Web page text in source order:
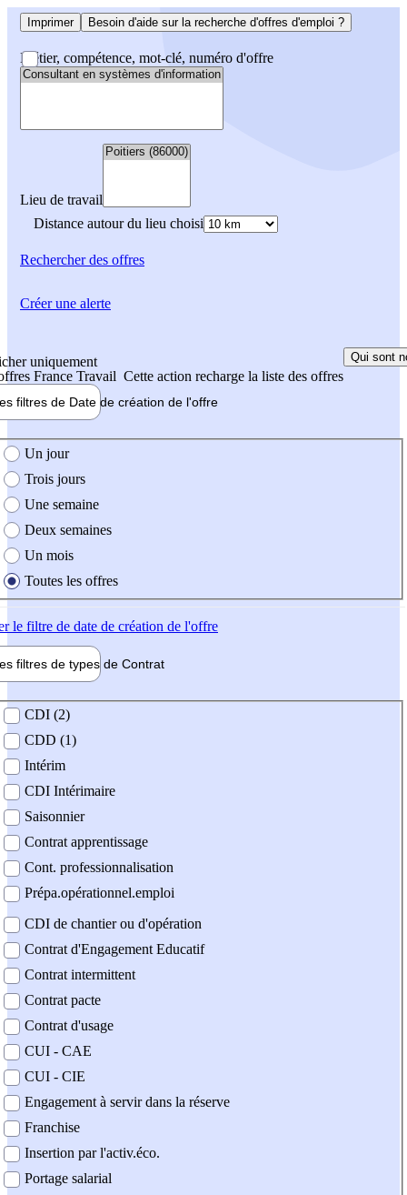
Imprimer Besoin d'aide sur la recherche d'offres d'emploi ?
Métier, compétence, mot-clé, numéro d'offre
Lieu de travail
Distance autour du lieu choisi
Rechercherdes offres
uniquement
France Travail Cette action recharge la liste des offres
Qui sont
filtres de Date de création de l'offre
création de l'offre
Un jour
Trois jours
Une semaine
Deux semaines
Un mois
Toutes les offres
le filtre de date de création de l'offre
filtres de types de Contrat
contrat
CDI (2)
CDD (1)
Intérim
CDI Intérimaire
Saisonnier
Contrat apprentissage
Cont. professionnalisation
Prépa.opérationnel.emploi
CDI de chantier ou d'opération
Contrat d'Engagement Educatif
Contrat intermittent
Contrat pacte
Contrat d'usage
CUI - CAE
CUI - CIE
Engagement à servir dans la réserve
Franchise
Insertion par l'activ.éco.
Portage salarial
Créer une alerte